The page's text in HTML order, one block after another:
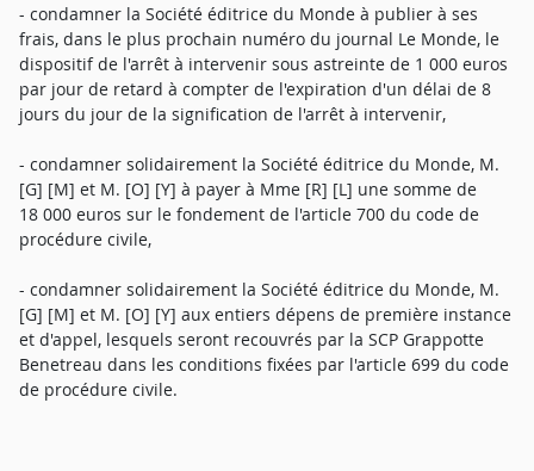
- condamner la Société éditrice du Monde à publier à ses
frais, dans le plus prochain numéro du journal Le Monde, le
dispositif de l'arrêt à intervenir sous astreinte de 1 000 euros
par jour de retard à compter de l'expiration d'un délai de 8
jours du jour de la signification de l'arrêt à intervenir,
- condamner solidairement la Société éditrice du Monde, M.
[G] [M] et M. [O] [Y] à payer à Mme [R] [L] une somme de
18 000 euros sur le fondement de l'article 700 du code de
procédure civile,
- condamner solidairement la Société éditrice du Monde, M.
[G] [M] et M. [O] [Y] aux entiers dépens de première instance
et d'appel, lesquels seront recouvrés par la SCP Grappotte
Benetreau dans les conditions fixées par l'article 699 du code
de procédure civile.